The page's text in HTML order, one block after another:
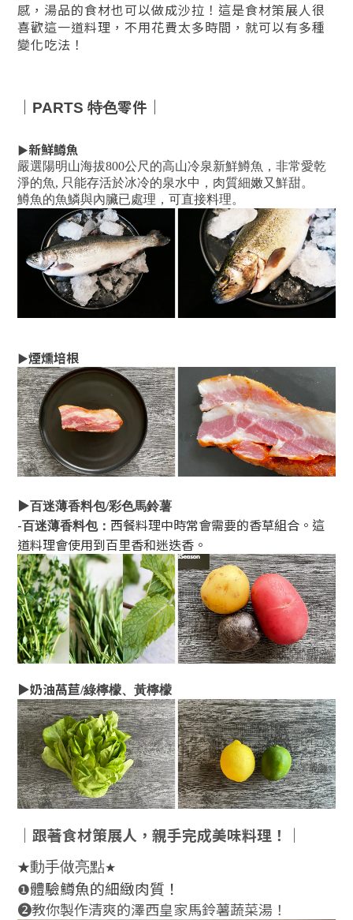
感，湯品的食材也可以做成沙拉！這是食材策展人很
喜歡這一道料理，不用花費太多時間，就可以有多種
變化吃法！
｜ PARTS 特色零件｜
▶新鮮鱒魚
嚴選陽明山海拔800公尺的高山冷泉新鮮鱒魚，非常愛乾
淨的魚, 只能存活於冰冷的泉水中，肉質細嫩又鮮甜。
鱒魚的魚鱗與內臟已處理，可直接料理。
▶煙燻培根
▶百迷薄香料包/彩色馬鈴薯
-百迷薄香料包： 西餐料理中時常會需要的香草組合。這
道料理會使用到百里香和迷迭香。
▶奶油萵苣/綠檸檬、黃檸檬
｜跟著食材策展人，親手完成美味料理！｜
★動手做亮點★
❶體驗鱒魚的細緻肉質 ！
❷教你製作清爽的澤西皇家馬鈴薯蔬菜湯 ！